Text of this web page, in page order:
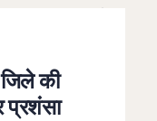
की
प्रशंसा